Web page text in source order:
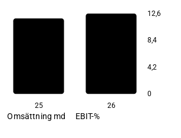
12,6
8,4
4,2
0
25 26
Omsättning md EBIT-%